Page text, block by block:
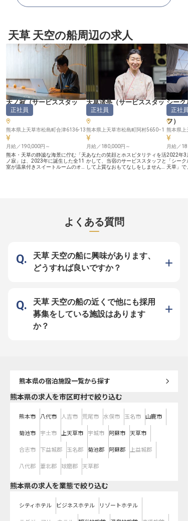
天草 天空の船周辺の求人
天ノ寂（サービススタッ
フ）
正社員
熊本県上天草市松島町合津6136-13
月給／190,000円～
熊本・天草の静謐な海景に佇む「天
ノ寂」は、2023年に誕生した全11
室が温泉付きスイートルームのオー
タルに担い、言葉にされないニーズ
を先回りして汲み取る、ハイコンテ
ービスを継続するための休息制度：
ホテル休館日による3〜4連休が年6
回以上 ■ 島外からの挑戦も高い安心
感で支えるインフラ：月2万円以内
はなく、実力と意志に基づく登用環
峰の舞台でさらなる高みを目指す方
をお待ちしています。
天草渚亭（サービススタッ
フ）
正社員
熊本県上天草市松島町阿村5650−1
月給／180,000円～
あなたの笑顔とホスピタリティを活
かして、当宿のサービススタッフと
して上質なおもてなしをしません
室、貸切展望風呂や足湯でおもてな
しをしています。※この求人は2022
年4月12日時点の情報です
シーク
熊本天
フ ）
正社員
熊本県上
月給／
2022年3
「シー
天草」で
の隠れ家
実した
よくある質問
天草 天空の船に興味があります、
どうすれば良いですか？
天草 天空の船の近くで他にも採用
募集をしている施設はあります
か？
熊本県の宿泊施設一覧から探す
熊本県の求人を市区町村で絞り込む
熊本市 八代市 人吉市 荒尾市 水俣市 玉名市 山鹿市
菊池市 宇土市 上天草市 宇城市 阿蘇市 天草市
合志市 下益城郡 玉名郡 菊池郡 阿蘇郡 上益城郡
八代郡 葦北郡 球磨郡 天草郡
熊本県の求人を業態で絞り込む
シティホテル ビジネスホテル リゾートホテル